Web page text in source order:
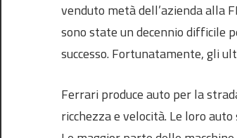
venduto metà dell’azienda alla
sono state un decennio difficile
successo. Fortunatamente, gli
Ferrari produce auto per la
ricchezza e velocità. Le loro